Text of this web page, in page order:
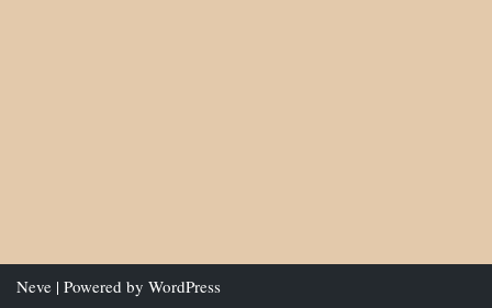
Neve | Powered by WordPress